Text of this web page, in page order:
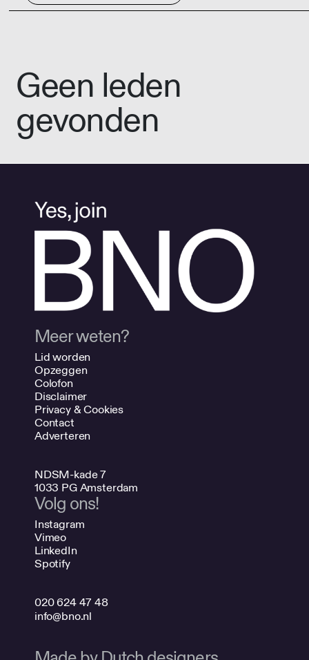
Geen leden
gevonden
Meer weten?
Lid worden
Opzeggen
Colofon
Disclaimer
Privacy & Cookies
Contact
Adverteren
NDSM-kade 7
1033 PG Amsterdam
Volg ons!
Instagram
Vimeo
LinkedIn
Spotify
020 624 47 48
info@bno.nl